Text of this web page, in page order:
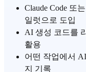
Claude Code 또는
일럿으로 도입
AI 생성 코드를
활용
어떤 작업에서
지 기록